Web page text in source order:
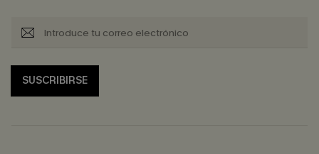
SUSCRIBIRSE